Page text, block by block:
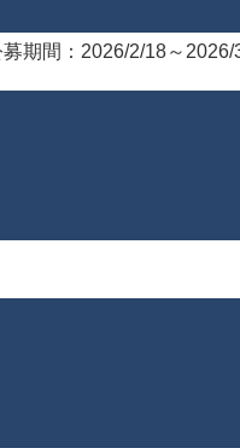
期間：2026/2/18～2026/